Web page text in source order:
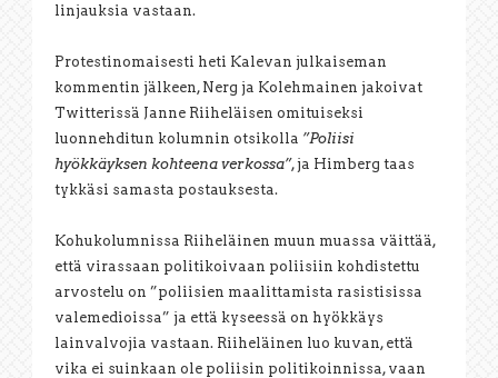
linjauksia vastaan.
Protestinomaisesti heti Kalevan julkaiseman
kommentin jälkeen, Nerg ja Kolehmainen jakoivat
Twitterissä Janne Riiheläisen omituiseksi
luonnehditun kolumnin otsikolla ”Poliisi
hyökkäyksen kohteena verkossa”, ja Himberg taas
tykkäsi samasta postauksesta.
Kohukolumnissa Riiheläinen muun muassa väittää,
että virassaan politikoivaan poliisiin kohdistettu
arvostelu on ”poliisien maalittamista rasistisissa
valemedioissa” ja että kyseessä on hyökkäys
lainvalvojia vastaan. Riiheläinen luo kuvan, että
vika ei suinkaan ole poliisin politikoinnissa, vaan